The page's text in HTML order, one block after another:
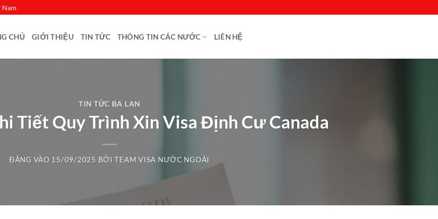
Nam
CHỦ GIỚI THIỆU TIN TỨC THÔNG TIN CÁC NƯỚC LIÊN HỆ
TIN TỨC BA LAN
Tiết Quy Trình Xin Visa Định Cư Canada
ĐĂNG VÀO 15/09/2025 BỞITEAM VISA NƯỚC NGOÀI